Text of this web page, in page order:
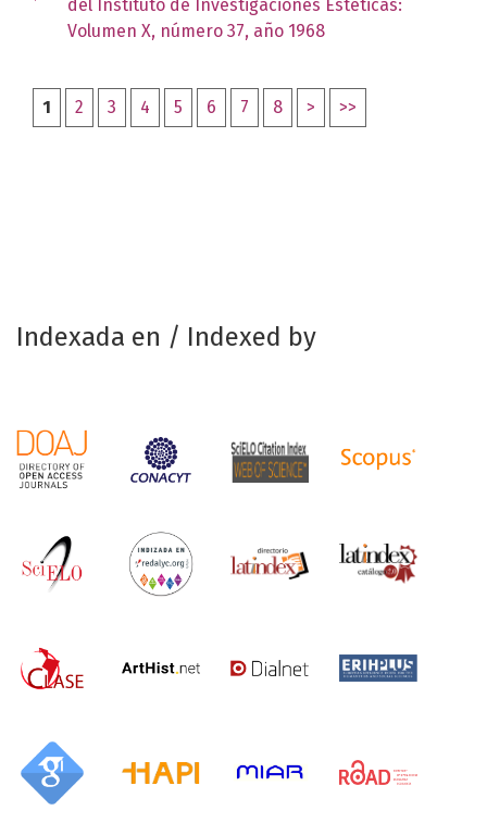
del Instituto de Investigaciones Estéticas:
Volumen X, número 37, año 1968
1 2 3 4 5 6 7 8 > >>
Indexada en / Indexed by